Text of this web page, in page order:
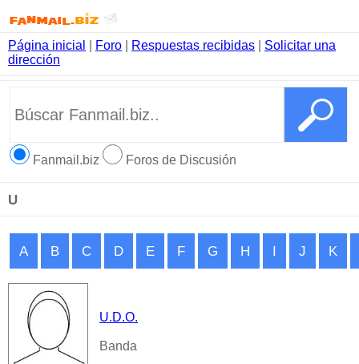
Página inicial Foro Respuestas recibidas
Solicitar una
dirección
Fanmail.biz Foros de Discusión
U
A B C D E F G H I J K
U.D.O.
Banda